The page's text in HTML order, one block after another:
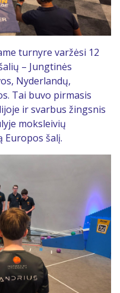
turnyre varžėsi 12
– Jungtinės
Nyderlandų,
Tai buvo pirmasis
ir svarbus žingsnis
moksleivių
šalį.